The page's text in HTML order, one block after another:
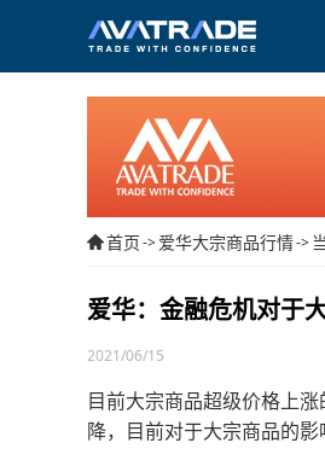
首页->爱华大宗商品行情->
爱华：金融危机对于
2021/06/15
目前大宗商品超级价格上
降，目前对于大宗商品的影